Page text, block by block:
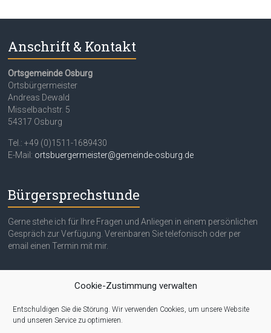
Cookie-Zustimmung verwalten
Entschuldigen Sie die Störung. Wir verwenden Cookies, um unsere Website
und unseren Service zu optimieren.
Anschrift & Kontakt
Ortsgemeinde Osburg
Ortsbürgermeister
Andreas Dewald
Misselbachstr. 5
54317 Osburg
Tel.: +49 (0)1511-1689430
E-Mail: ortsbuergermeister@gemeinde-osburg.de
Bürgersprechstunde
Gerne stehe ich für Ihre Fragen und Anliegen in einem persönlichen
Gespräch zur Verfügung. Vereinbaren Sie telefonisch oder per
email einen Termin mit mir.
Quicklinks
Impressum